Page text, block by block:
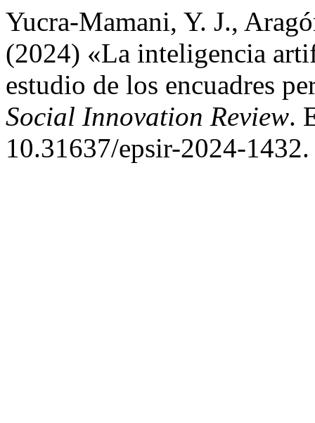
Yucra-Mamani, Y. J.,
(2024) «La inteligencia
estudio de los encuadres
Social Innovation Review.
10.31637/epsir-2024-1432.